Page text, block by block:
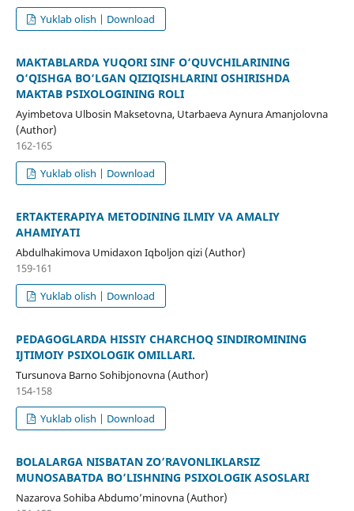
Yuklab olish | Download
MAKTABLARDA YUQORI SINF O‘QUVCHILARINING
O‘QISHGA BO‘LGAN QIZIQISHLARINI OSHIRISHDA
MAKTAB PSIXOLOGINING ROLI
Ayimbetova Ulbosin Maksetovna, Utarbaeva Aynura Amanjolovna
(Author)
162-165
Yuklab olish | Download
ERTAKTERAPIYA METODINING ILMIY VA AMALIY
AHAMIYATI
Abdulhakimova Umidaxon Iqboljon qizi (Author)
159-161
Yuklab olish | Download
PEDAGOGLARDA HISSIY CHARCHOQ SINDIROMINING
IJTIMOIY PSIXOLOGIK OMILLARI.
Tursunova Barno Sohibjonovna (Author)
154-158
Yuklab olish | Download
BOLALARGA NISBATAN ZO’RAVONLIKLARSIZ
MUNOSABATDA BO’LISHNING PSIXOLOGIK ASOSLARI
Nazarova Sohiba Abdumo’minovna (Author)